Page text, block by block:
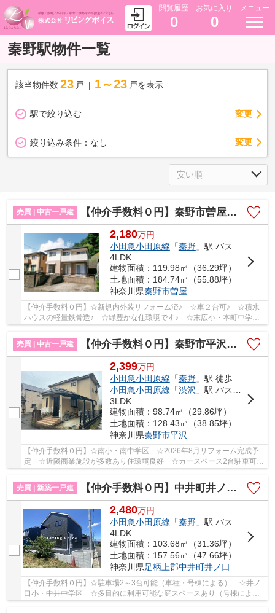
閲覧履歴
0
お気に入り
0
メニュー
秦野駅物件一覧
該当物件数 23 戸 1～23 戸を表示
駅で絞り込む 変更
絞り込み条件： なし 変更
売買 | 中古一戸建 【仲介手数料０円】秦野市曽屋 中古戸建
2,180万円
小田急小田原線 「秦野」駅 バス13分 「曽屋弘法」 停歩4分
4LDK
建物面積：119.98㎡（36.29坪）
土地面積：184.74㎡（55.88坪）
神奈川県秦野市曽屋
【仲介手数料０円】☆新規内外装リフォーム済♪ ☆車２台可♪ ☆積水
ハウスの軽量鉄骨造♪ ☆緑豊かな住環境です♪ ☆末広小・本町中学区♪
売買 | 中古一戸建
【仲介手数料０円】秦野市平沢 中古一戸建て
2,399万円
小田急小田原線 「秦野」駅 徒歩26分
小田急小田原線 「渋沢 」駅 バス10分 「保健福祉センター前（秦野市）」 停歩5分
3LDK
建物面積：98.74㎡（29.86坪）
土地面積：128.43㎡（38.85坪）
神奈川県秦野市平沢
【仲介手数料０円】☆南小・南中学区 ☆2026年8月リフォーム完成予
定 ☆近隣商業施設が多数あり住環境良好 ☆カースペース2台駐車可能
売買 | 新築一戸建
【仲介手数料０円】中井町井ノ口第11 新築一戸建て 1号棟 全5棟
2,480万円
小田急小田原線 「秦野 」駅 バス10分 「東名秦野」 停歩17分
4LDK
建物面積：103.68㎡（31.36坪）
土地面積：157.56㎡（47.66坪）
神奈川県足柄上郡中井町井ノ口
【仲介手数料０円】☆駐車場2～3台可能（車種・号棟による） ☆井ノ
口小・中井中学区 ☆多目的に利用可能な庭スペースあり（号棟によ